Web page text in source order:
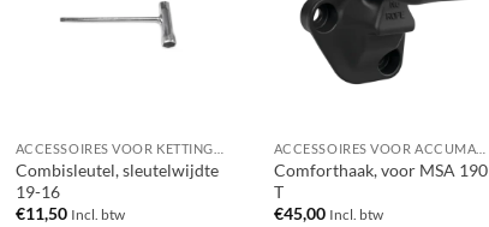
Combisleutel, sleutelwijdte
19-16
€11,50 Incl. btw
Comforthaak, voor MSA 190
T
€45,00 Incl. btw